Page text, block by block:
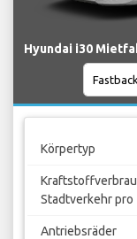
Hyundai i30
Körpertyp
Stadtverkehr pro
Antriebsräder